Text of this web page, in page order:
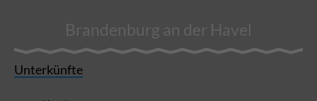
Brandenburg an der Havel
Unterkünfte